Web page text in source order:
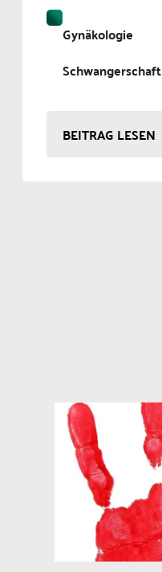
Gynäkologie
Schwangerschaft
BEITRAG LESEN